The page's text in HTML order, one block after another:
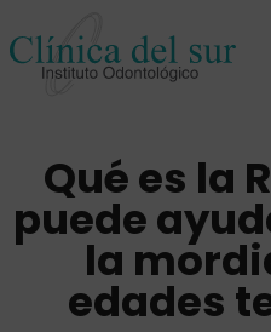
Qué es la
puede
la
edades